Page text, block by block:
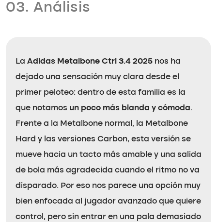
03. Análisis
La Adidas Metalbone Ctrl 3.4 2025 nos ha
dejado una sensación muy clara desde el
primer peloteo: dentro de esta familia es la
que notamos un poco más blanda y cómoda.
Frente a la Metalbone normal, la Metalbone
Hard y las versiones Carbon, esta versión se
mueve hacia un tacto más amable y una salida
de bola más agradecida cuando el ritmo no va
disparado. Por eso nos parece una opción muy
bien enfocada al jugador avanzado que quiere
control, pero sin entrar en una pala demasiado